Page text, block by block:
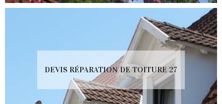
DEVIS RÉPARATION DE TOITURE 27